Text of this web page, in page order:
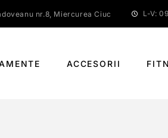
nr.8, Miercurea Ciuc L-V:
ACCESORII